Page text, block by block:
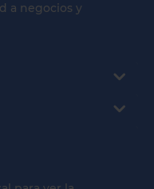
a negocios y